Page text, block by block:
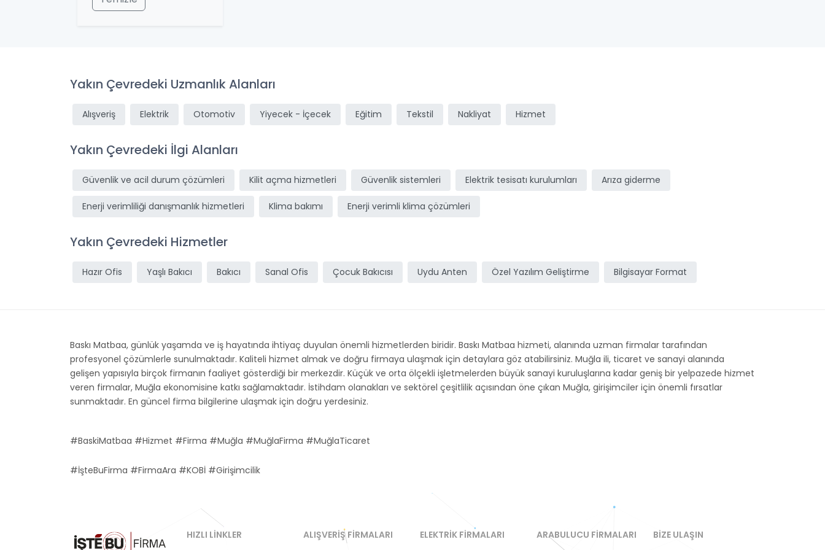
Yakın Çevredeki Uzmanlık Alanları
Alışveriş Elektrik Otomotiv Yiyecek - İçecek Eğitim Tekstil Nakliyat Hizmet
Yakın Çevredeki İlgi Alanları
Güvenlik ve acil durum çözümleri Kilit açma hizmetleri Güvenlik sistemleri Elektrik tesisatı kurulumları Arıza giderme
Enerji verimliliği danışmanlık hizmetleri Klima bakımı Enerji verimli klima çözümleri
Yakın Çevredeki Hizmetler
Hazır Ofis Yaşlı Bakıcı Bakıcı Sanal Ofis Çocuk Bakıcısı Uydu Anten Özel Yazılım Geliştirme Bilgisayar Format
Baskı Matbaa, günlük yaşamda ve iş hayatında ihtiyaç duyulan önemli hizmetlerden biridir. Baskı Matbaa hizmeti, alanında uzman firmalar tarafından
profesyonel çözümlerle sunulmaktadır. Kaliteli hizmet almak ve doğru firmaya ulaşmak için detaylara göz atabilirsiniz. Muğla ili, ticaret ve sanayi alanında
gelişen yapısıyla birçok firmanın faaliyet gösterdiği bir merkezdir. Küçük ve orta ölçekli işletmelerden büyük sanayi kuruluşlarına kadar geniş bir yelpazede hizmet
veren firmalar, Muğla ekonomisine katkı sağlamaktadır. İstihdam olanakları ve sektörel çeşitlilik açısından öne çıkan Muğla, girişimciler için önemli fırsatlar
sunmaktadır. En güncel firma bilgilerine ulaşmak için doğru yerdesiniz.
#BaskiMatbaa #Hizmet #Firma #Muğla #MuğlaFirma #MuğlaTicaret
#İşteBuFirma #FirmaAra #KOBİ #Girişimcilik
HIZLI LINKLER ALIŞVERIŞ FIRMALARI ELEKTRIK FIRMALARI ARABULUCU FIRMALARI BIZE ULAŞIN